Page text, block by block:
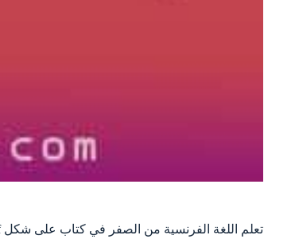
تعلم اللغة الفرنسية من الصفر في كتاب على شكل pdf وكذالك audio